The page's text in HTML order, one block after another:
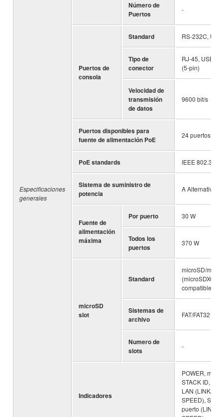
Especificaciones
generales
Número de
Puertos
-
Puertos de
consola
Standard RS-232C,
Tipo de
conector
RJ-45, USB
(5-pin)
Velocidad de
transmisión
de datos
9600 bit/s
Puertos disponibles para
fuente de alimentación PoE
24 puertos (1-
PoE standards IEEE 802.3at
Sistema de suministro de
potencia
A Alternativo
Fuente de
alimentación
máxima
Por puerto 30 W
Todos los
puertos
370 W
microSD
slot
Standard
microSD/
(microSDXC
compatible)
Sistemas de
archivo
FAT/FAT32
Numero de
slots
-
Indicadores
POWER,
STACK ID,
LAN (LINK/
SPEED), SFP+
puerto (LINK/